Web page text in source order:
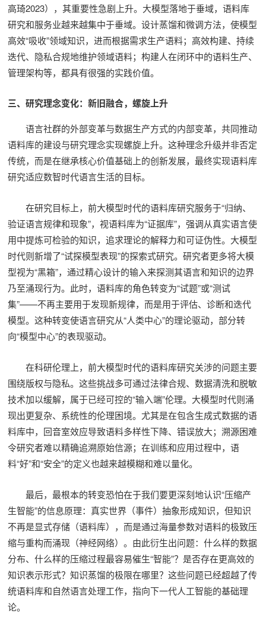
高琦2023），其重要性急剧上升。大模型落地于垂域，语料库
研究和服务业越来越集中于垂域。设计蒸馏和微调方法，使模型
高效“吸收”领域知识，进而根据需求生产语料；高效构建、持续
迭代、隐私合规地维护领域语料；构建人在闭环中的语料生产、
管理架构等，都具有很强的实践价值。
三、研究理念变化：新旧融合，螺旋上升
语言社群的外部变革与数据生产方式的内部变革，共同推动
语料库的建设与研究理念实现螺旋上升。这种理念升级并非否定
传统，而是在继承核心价值基础上的创新发展，最终实现语料库
研究适应数智时代语言生活的目标。
在研究目标上，前大模型时代的语料库研究服务于“归纳、
验证语言规律和现象”，视语料库为“证据库”，强调从真实语言使
用中提炼可检验的知识，追求理论的解释力和可证伪性。大模型
时代则新增了“试探模型表现”的探索式研究。研究者更多将大模
型视为“黑箱”，通过精心设计的输入来探测其语言和知识的边界
乃至涌现行为。此时，语料库的角色转变为“试题”或“测试
集”——不再主要用于发现新规律，而是用于评估、诊断和迭代
模型。这种转变使语言研究从“人类中心”的理论驱动，部分转
向“模型中心”的表现驱动。
在科研伦理上，前大模型时代的语料库研究关涉的问题主要
围绕版权与隐私。这些挑战多可通过法律合规、数据清洗和脱敏
技术加以缓解，属于已经可控的“输入端”伦理。大模型时代则涌
现出更复杂、系统性的伦理困境。尤其是在包含生成式数据的语
料库中，回音室效应导致语料多样性下降、错误放大；溯源困难
令研究者难以精确追溯原始信源；在训练和应用过程中，语
料“好”和“安全”的定义也越来越模糊和难以量化。
最后，最根本的转变恐怕在于我们要更深刻地认识“压缩产
生智能”的信息原理：真实世界（事件）抽象形成知识，但知识
不再是显式存储（语料库），而是通过海量参数对语料的极致压
缩与重构而涌现（神经网络）。由此衍生出问题：什么样的数据
分布、什么样的压缩过程最容易催生“智能”？是否存在更高效的
知识表示形式？知识蒸馏的极限在哪里？这些问题已经超越了传
统语料库和自然语言处理工作，指向下一代人工智能的基础理
论。